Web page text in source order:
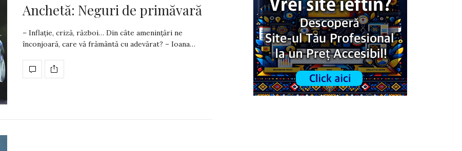
Anchetă: Neguri de primăvară
– Inflație, criză, război… Din câte amenințări ne
înconjoară, care vă frământă cu adevărat? – Ioana…